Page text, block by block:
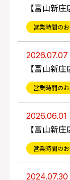
【富山新
営業時間の
2026.07.07
【富山新
営業時間の
2026.06.01
【富山新
営業時間の
2024.07.30